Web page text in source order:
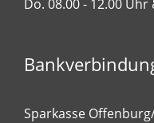
Do. 08.00 - 12.00
Sparkasse